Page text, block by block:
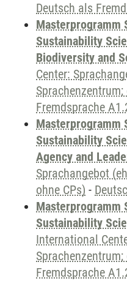
Deutsch als
Masterprogramm
Sustainability
Biodiversity and
Center:
Sprachenzentrum;
Fremdsprache
Masterprogramm
Sustainability
Agency and
Sprachangebot
ohne CPs) -
Masterprogramm
Sustainability
International
Sprachenzentrum;
Fremdsprache